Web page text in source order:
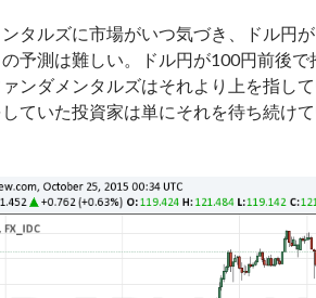
タルズに市場がいつ気づき、ドル円
予測は難しい。ドル円が100円前後で
ンダメンタルズはそれより上を指し
ていた投資家は単にそれを待ち続け